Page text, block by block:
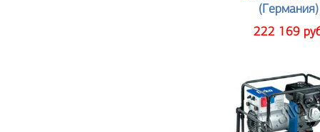
(Германия)
222 169